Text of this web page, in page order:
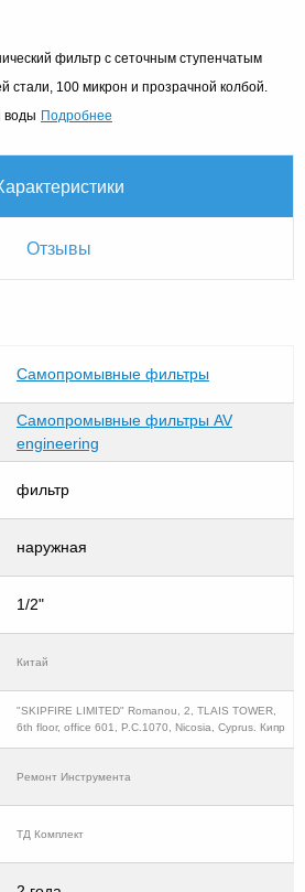
фильтр с сеточным ступенчатым
100 микрон и прозрачной колбой.
воды Подробнее
Отзывы
Самопромывные фильтры
Самопромывные фильтры AV
engineering
фильтр
наружная
1/2"
Китай
"SKIPFIRE LIMITED" Romanou, 2, TLAIS TOWER,
6th floor, office 601, P.C.1070, Nicosia, Cyprus. Кипр
Ремонт Инструмента
ТД Комплект